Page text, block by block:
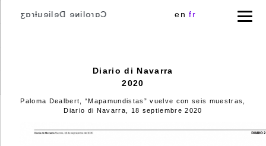
Cɑɾoliɴe Delieuƚɾɑʒ en fr
Diario di Navarra
2020
Paloma Dealbert, “Mapamundistas” vuelve con seis muestras,
Diario di Navarra, 18 septiembre 2020